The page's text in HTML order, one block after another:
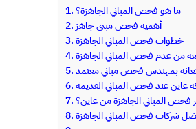
ما هو فحص المباني الجاهزة؟
أهمية فحص مبنى جاهز
خطوات فحص المباني الجاهزة
من عدم فحص المباني الجاهزة
بمهندس فحص مباني معتمد
عاين عند فحص المباني القديمة
فحص المباني الجاهزة من عاين؟
شركات فحص المباني الجاهزة